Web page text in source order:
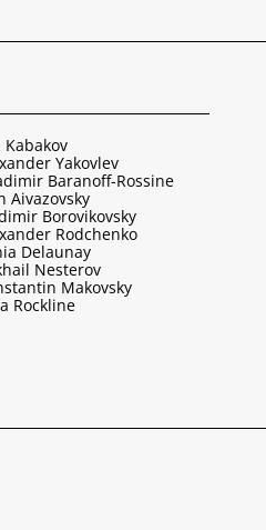
Kabakov
Yakovlev
Baranoff-Rossine
Aivazovsky
Borovikovsky
Rodchenko
Delaunay
Nesterov
Makovsky
Rockline